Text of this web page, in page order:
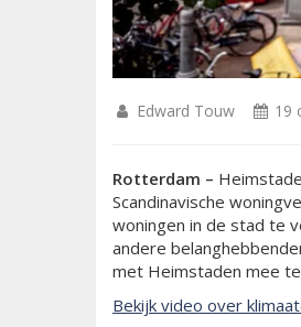
Edward Touw 19
Rotterdam –
Scandinavische
woningen in de stad te
andere
met Heimstaden mee
Bekijk video over